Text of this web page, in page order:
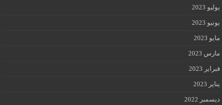
يوليو 2023
يونيو 2023
مايو 2023
مارس 2023
فبراير 2023
يناير 2023
ديسمبر 2022